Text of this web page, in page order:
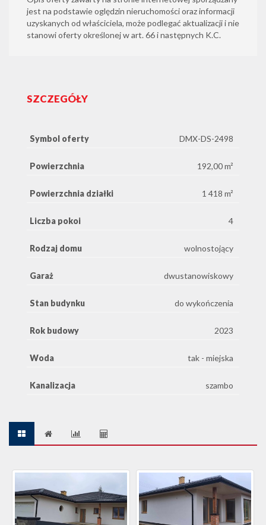
jest na podstawie oględzin nieruchomości oraz informacji
uzyskanych od właściciela, może podlegać aktualizacji i nie
stanowi oferty określonej w art. 66 i następnych K.C.
SZCZEGÓŁY
Symbol oferty DMX-DS-2498
Powierzchnia 192,00 m²
Powierzchnia działki 1 418 m²
Liczba pokoi 4
Rodzaj domu wolnostojący
Garaż dwustanowiskowy
Stan budynku do wykończenia
Rok budowy 2023
Woda tak - miejska
Kanalizacja szambo